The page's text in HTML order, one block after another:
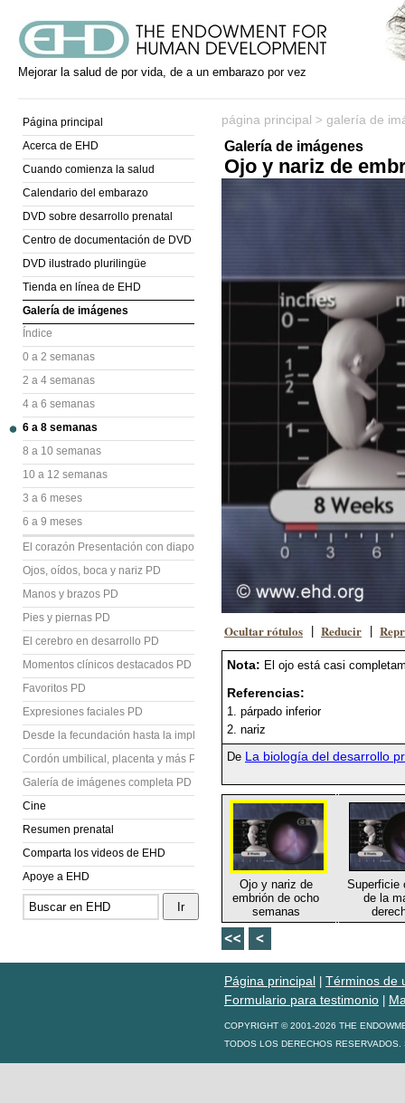
Mejorar la salud de por vida, de a un embarazo por vez
Página principal
Acerca de EHD
Cuando comienza la salud
Calendario del embarazo
DVD sobre desarrollo prenatal
Centro de documentación de DVD
DVD ilustrado plurilingüe
Tienda en línea de EHD
Galería de imágenes
Índice
0 a 2 semanas
2 a 4 semanas
4 a 6 semanas
6 a 8 semanas
8 a 10 semanas
10 a 12 semanas
3 a 6 meses
6 a 9 meses
El corazón Presentación con diapositivas (PD)
Ojos, oídos, boca y nariz PD
Manos y brazos PD
Pies y piernas PD
El cerebro en desarrollo PD
Momentos clínicos destacados PD
Favoritos PD
Expresiones faciales PD
Desde la fecundación hasta la implantación PD
Cordón umbilical, placenta y más PD
Galería de imágenes completa PD
Cine
Resumen prenatal
Comparta los videos de EHD
Apoye a EHD
página principal > galería de
Galería de imágenes
Ojo y nariz de
Ocultar rótulos Reducir
Nota: El ojo está casi
Referencias:
1. párpado inferior
2. nariz
De La biología del desarrollo
Ojo y nariz de
embrión de ocho
semanas
Superficie
de la
Página principal
Términos de
Formulario para testimonio
COPYRIGHT © 2001-2026 THE
TODOS LOS DERECHOS